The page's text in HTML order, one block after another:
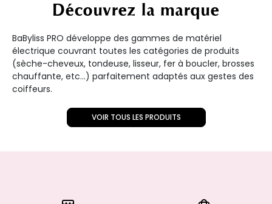
Découvrez la marque
BaByliss PRO développe des gammes de matériel
électrique couvrant toutes les catégories de produits
(sèche-cheveux, tondeuse, lisseur, fer à boucler, brosses
chauffante, etc...) parfaitement adaptés aux gestes des
coiffeurs.
VOIR TOUS LES PRODUITS